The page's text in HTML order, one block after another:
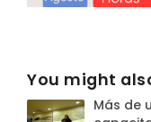
You might
Más de